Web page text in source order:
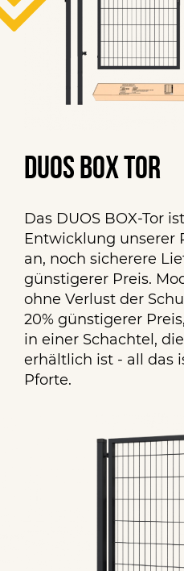
DUOS BOX TOR
Das DUOS BOX-Tor
Entwicklung unserer
an, noch sicherere
günstigerer Preis.
ohne Verlust der
20% günstigerer
in einer Schachtel,
erhältlich ist - all das
Pforte.